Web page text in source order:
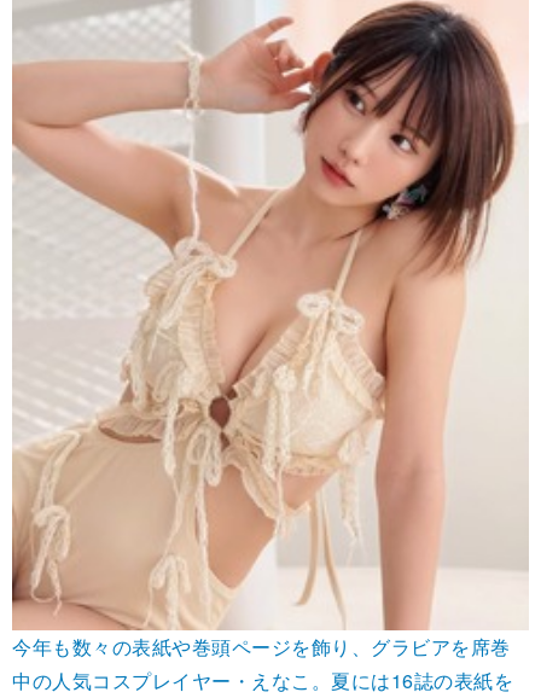
今年も数々の表紙や巻頭ページを飾り、グラビアを席巻
中の人気コスプレイヤー・えなこ。夏には16誌の表紙を